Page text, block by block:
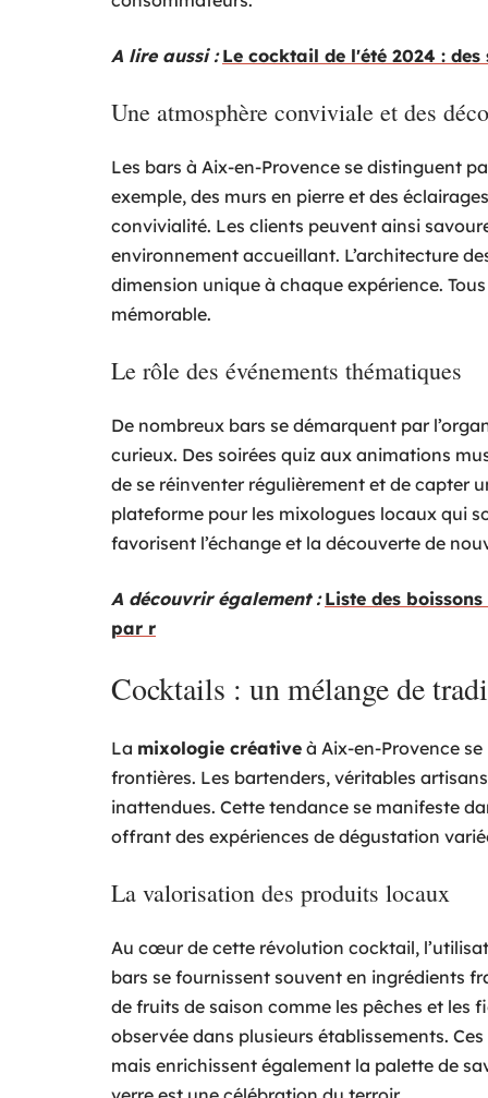
A lire aussi : Le cocktail de l'été 2024 :
Une atmosphère conviviale et des
Les bars à Aix-en-Provence se distinguent
exemple, des murs en pierre et des
convivialité. Les clients peuvent ainsi
environnement accueillant. L’architecture
dimension unique à chaque expérience.
mémorable.
Le rôle des événements thématiques
De nombreux bars se démarquent par
curieux. Des soirées quiz aux animations
de se réinventer régulièrement et de capter
plateforme pour les mixologues locaux qui
favorisent l’échange et la découverte de
A découvrir également : Liste des
par r
Cocktails : un mélange de
La mixologie créative à Aix-en-Provence
frontières. Les bartenders, véritables
inattendues. Cette tendance se manifeste
offrant des expériences de dégustation
La valorisation des produits locaux
Au cœur de cette révolution cocktail,
bars se fournissent souvent en ingrédients
de fruits de saison comme les pêches et les
observée dans plusieurs établissements.
mais enrichissent également la palette de